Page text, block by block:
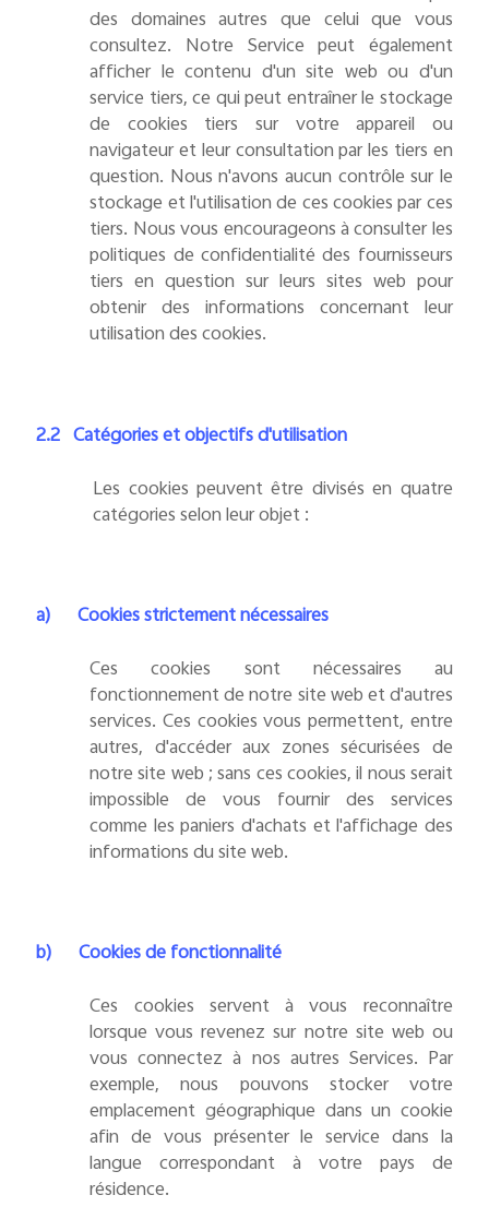
des domaines autres que celui que vous
consultez. Notre Service peut également
afficher le contenu d'un site web ou d'un
service tiers, ce qui peut entraîner le stockage
de cookies tiers sur votre appareil ou
navigateur et leur consultation par les tiers en
question. Nous n'avons aucun contrôle sur le
stockage et l'utilisation de ces cookies par ces
tiers. Nous vous encourageons à consulter les
politiques de confidentialité des fournisseurs
tiers en question sur leurs sites web pour
obtenir des informations concernant leur
utilisation des cookies.
2.2 Catégories et objectifs d'utilisation
Les cookies peuvent être divisés en quatre
catégories selon leur objet :
a)
Cookies strictement nécessaires
Ces cookies sont nécessaires au
fonctionnement de notre site web et d'autres
services. Ces cookies vous permettent, entre
autres, d'accéder aux zones sécurisées de
notre site web ; sans ces cookies, il nous serait
impossible de vous fournir des services
comme les paniers d'achats et l'affichage des
informations du site web.
b)
Cookies de fonctionnalité
Ces cookies servent à vous reconnaître
lorsque vous revenez sur notre site web ou
vous connectez à nos autres Services. Par
exemple, nous pouvons stocker votre
emplacement géographique dans un cookie
afin de vous présenter le service dans la
langue correspondant à votre pays de
résidence.